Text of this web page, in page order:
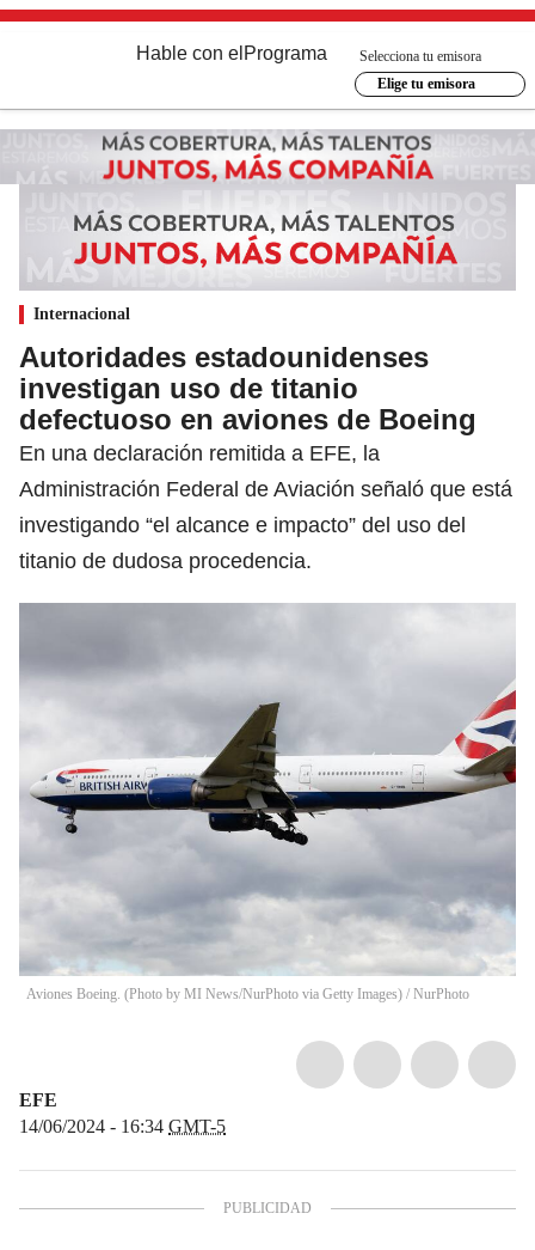
Hable con el Programa
Selecciona tu emisora
Elige tu emisora
Internacional
Autoridades estadounidenses
investigan uso de titanio
defectuoso en aviones de Boeing
En una declaración remitida a EFE, la
Administración Federal de Aviación señaló que está
investigando “el alcance e impacto” del uso del
titanio de dudosa procedencia.
Aviones Boeing. (Photo by MI News/NurPhoto via Getty Images) / NurPhoto
EFE
14/06/2024 - 16:34 GMT-5